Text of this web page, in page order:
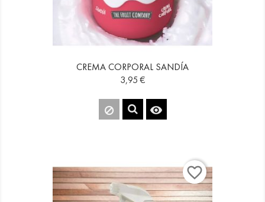
CREMA CORPORAL SANDÍA
Precio
3,95 €

favorite_border